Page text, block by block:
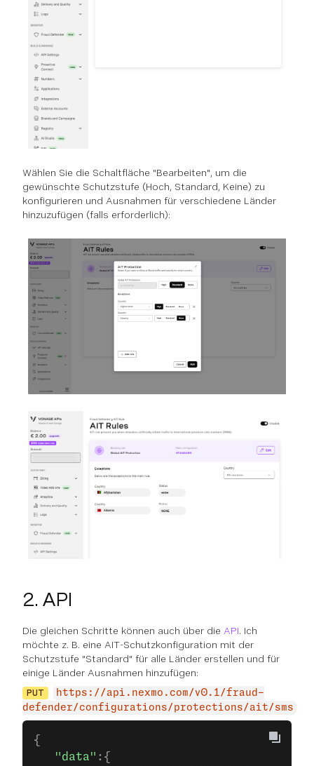
Wählen Sie die Schaltfläche "Bearbeiten", um die
gewünschte Schutzstufe (Hoch, Standard, Keine) zu
konfigurieren und Ausnahmen für verschiedene Länder
hinzuzufügen (falls erforderlich):
2. API
Die gleichen Schritte können auch über die API. Ich
möchte z. B. eine AIT-Schutzkonfiguration mit der
Schutzstufe "Standard" für alle Länder erstellen und für
einige Länder Ausnahmen hinzufügen:
PUT
https://api.nexmo.com/v0.1/fraud-
defender/configurations/protections/ait/sms
{
   "data"
:{